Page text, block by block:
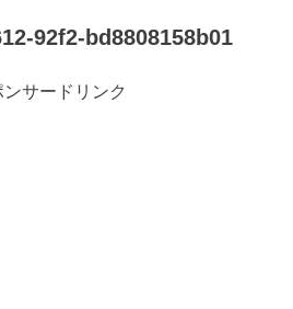
92f2-bd8808158b01
ンサードリンク